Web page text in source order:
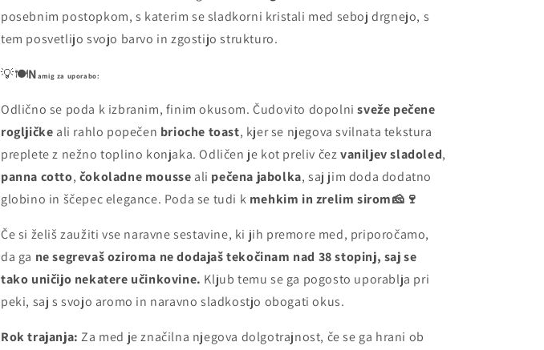
posebnim postopkom, s katerim se sladkorni kristali med seboj drgnejo, s
tem posvetlijo svojo barvo in zgostijo strukturo.
💡🍽️Namig za uporabo:
Odlično se poda k izbranim, finim okusom. Čudovito dopolnisveže pečene
rogljičke ali rahlo popečen brioche toast, kjer se njegova svilnata tekstura
preplete z nežno toplino konjaka. Odličen je kot preliv čezvaniljev sladoled,
panna cotto, čokoladne mousse ali pečena jabolka, saj jim doda dodatno
globino in ščepec elegance. Poda se tudi k mehkim in zrelim sirom🧀🍷
Če si želiš zaužiti vse naravne sestavine, ki jih premore med, priporočamo,
da ga ne segrevaš oziroma ne dodajaš tekočinam nad 38 stopinj, saj se
tako uničijo nekatere učinkovine. Kljub temu se ga pogosto uporablja pri
peki, saj s svojo aromo in naravno sladkostjo obogati okus.
Rok trajanja: Za med je značilna njegova dolgotrajnost, če se ga hrani ob